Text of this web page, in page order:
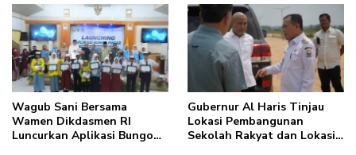
Wagub Sani Bersama
Wamen Dikdasmen RI
Luncurkan Aplikasi Bungo
Gubernur Al Haris Tinjau
Lokasi Pembangunan
Sekolah Rakyat dan Lokasi